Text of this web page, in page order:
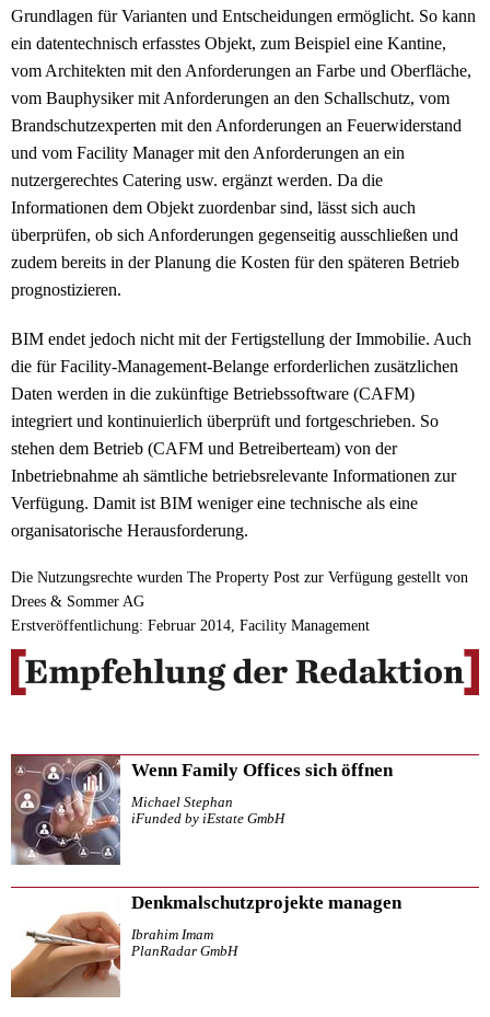
Grundlagen für Varianten und Entscheidungen ermöglicht. So kann
ein datentechnisch erfasstes Objekt, zum Beispiel eine Kantine,
vom Architekten mit den Anforderungen an Farbe und Oberfläche,
vom Bauphysiker mit Anforderungen an den Schallschutz, vom
Brandschutzexperten mit den Anforderungen an Feuerwiderstand
und vom Facility Manager mit den Anforderungen an ein
nutzergerechtes Catering usw. ergänzt werden. Da die
Informationen dem Objekt zuordenbar sind, lässt sich auch
überprüfen, ob sich Anforderungen gegenseitig ausschließen und
zudem bereits in der Planung die Kosten für den späteren Betrieb
prognostizieren.
BIM endet jedoch nicht mit der Fertigstellung der Immobilie. Auch
die für Facility-Management-Belange erforderlichen zusätzlichen
Daten werden in die zukünftige Betriebssoftware (CAFM)
integriert und kontinuierlich überprüft und fortgeschrieben. So
stehen dem Betrieb (CAFM und Betreiberteam) von der
Inbetriebnahme ah sämtliche betriebsrelevante Informationen zur
Verfügung. Damit ist BIM weniger eine technische als eine
organisatorische Herausforderung.
Die Nutzungsrechte wurden The Property Post zur Verfügung gestellt von
Drees & Sommer AG
Erstveröffentlichung: Februar 2014, Facility Management
Wenn Family Offices sich öffnen
Michael Stephan
iFunded by iEstate GmbH
Denkmalschutzprojekte managen
Ibrahim Imam
PlanRadar GmbH